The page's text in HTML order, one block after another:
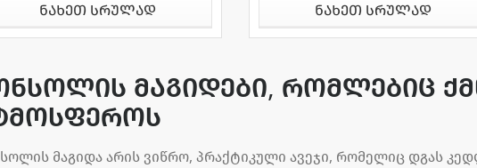
ნახეთ სრულად ნახეთ სრულად
მაგიდები, რომლებიც
მაგიდა არის ვიწრო, პრაქტიკული ავეჯი, რომელიც დგას